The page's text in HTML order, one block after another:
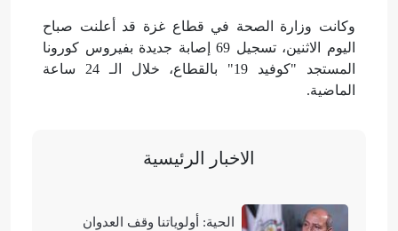
وكانت وزارة الصحة في قطاع غزة قد أعلنت صباح
اليوم الاثنين، تسجيل 69 إصابة جديدة بفيروس كورونا
المستجد "كوفيد 19" بالقطاع، خلال الـ 24 ساعة
الماضية.
الاخبار الرئيسية
الحية: أولوياتنا وقف العدوان